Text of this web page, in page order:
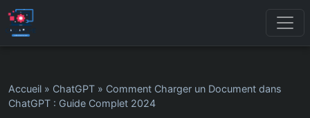
Accueil » ChatGPT » Comment Charger un Document dans
ChatGPT : Guide Complet 2024